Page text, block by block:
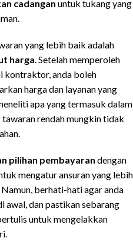
cadangan untuk tukang yang
yang lebih baik adalah
harga . Setelah memperoleh
kontraktor, anda boleh
harga dan layanan yang
apa yang termasuk dalam
rendah mungkin tidak
pilihan pembayaran dengan
mengatur ansuran yang lebih
berhati-hati agar anda
dan pastikan sebarang
untuk mengelakkan